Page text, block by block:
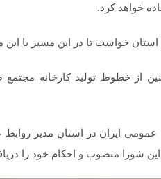
خواهد کرد.
خواست تا در این مسیر با این
خطوط تولید کارخانه مجتمع
عمومی ایران در استان مدیر
شورا منصوب و احکام خود را